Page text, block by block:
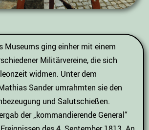
Museums ging einher mit einem
Militärvereine, die sich
widmen. Unter dem
Sander umrahmten sie den
und Salutschießen.
der „kommandierende General“